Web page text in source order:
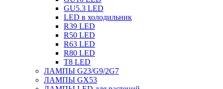
GU5.3 LED
LED в холодильник
R39 LED
R50 LED
R63 LED
R80 LED
T8 LED
ЛАМПЫ G23/G9/2G7
ЛАМПЫ GX53